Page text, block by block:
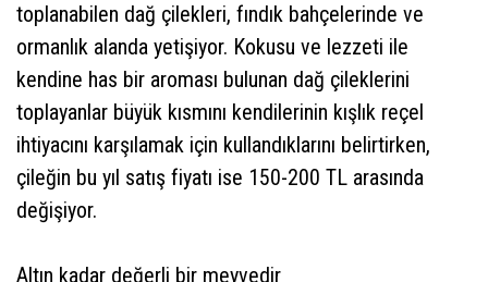
toplanabilen dağ çilekleri, fındık bahçelerinde ve
ormanlık alanda yetişiyor. Kokusu ve lezzeti ile
kendine has bir aroması bulunan dağ çileklerini
toplayanlar büyük kısmını kendilerinin kışlık reçel
ihtiyacını karşılamak için kullandıklarını belirtirken,
çileğin bu yıl satış fiyatı ise 150-200 TL arasında
değişiyor.
Altın kadar değerli bir meyvedir